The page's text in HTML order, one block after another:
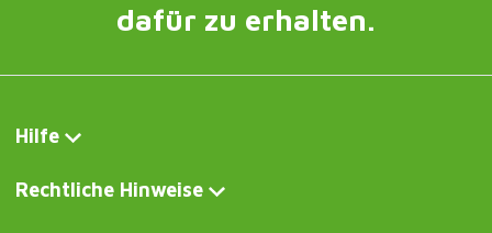
dafür zu erhalten.
Hilfe
Rechtliche Hinweise